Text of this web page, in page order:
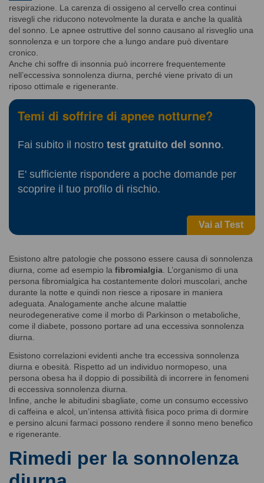
respirazione. La carenza di ossigeno al cervello crea continui
risvegli che riducono notevolmente la durata e anche la qualità
del sonno. Le apnee ostruttive del sonno causano al risveglio una
sonnolenza e un torpore che a lungo andare può diventare
cronico.
Anche chi soffre di insonnia può incorrere frequentemente
nell’eccessiva sonnolenza diurna, perché viene privato di un
riposo ottimale e rigenerante.
Temi di soffrire di apnee notturne?
Fai subito il nostro test gratuito del sonno.
E' sufficiente rispondere a poche domande per
scoprire il tuo profilo di rischio.
Vai al Test
Esistono altre patologie che possono essere causa di sonnolenza
diurna, come ad esempio la fibromialgia . L’organismo di una
persona fibromialgica ha costantemente dolori muscolari, anche
durante la notte e quindi non riesce a riposare in maniera
adeguata. Analogamente anche alcune malattie
neurodegenerative come il morbo di Parkinson o metaboliche,
come il diabete, possono portare ad una eccessiva sonnolenza
diurna.
Esistono correlazioni evidenti anche tra eccessiva sonnolenza
diurna e obesità. Rispetto ad un individuo normopeso, una
persona obesa ha il doppio di possibilità di incorrere in fenomeni
di eccessiva sonnolenza diurna.
Infine, anche le abitudini sbagliate, come un consumo eccessivo
di caffeina e alcol, un’intensa attività fisica poco prima di dormire
e persino alcuni farmaci possono rendere il sonno meno benefico
e rigenerante.
Rimedi per la sonnolenza